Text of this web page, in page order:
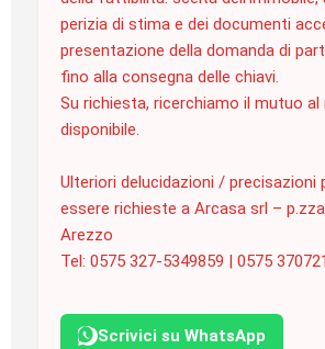
perizia di stima e dei documenti
presentazione della domanda di
fino alla consegna delle chiavi.
Su richiesta, ricerchiamo il mutuo
disponibile.
Ulteriori delucidazioni / precisazioni
essere richieste a Arcasa srl –
Arezzo
Tel: 0575 327-5349859 | 0575 370721
Scrivici su WhatsApp